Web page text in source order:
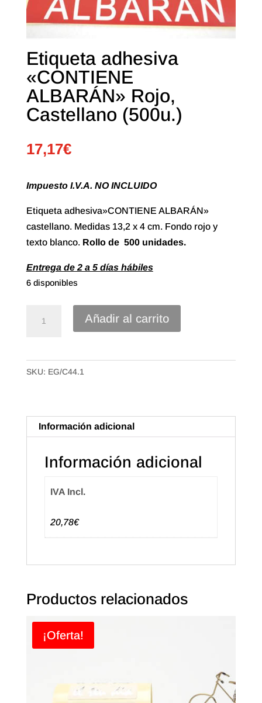
Etiqueta adhesiva
«CONTIENE
ALBARÁN» Rojo,
Castellano (500u.)
17,17€
Impuesto I.V.A. NO INCLUIDO
Etiqueta adhesiva»CONTIENE ALBARÁN»
castellano. Medidas 13,2 x 4 cm. Fondo rojo y
texto blanco. Rollo de 500 unidades.
Entrega de 2 a 5 días hábiles
6 disponibles
ALBARÁN"
Rojo,
cantidad
Añadir al carrito
SKU: EG/C44.1
Información adicional
Información adicional
IVA Incl.
20,78€
Productos relacionados
¡Oferta!